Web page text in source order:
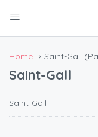
Home Saint-Gall
Saint-Gall
Saint-Gall